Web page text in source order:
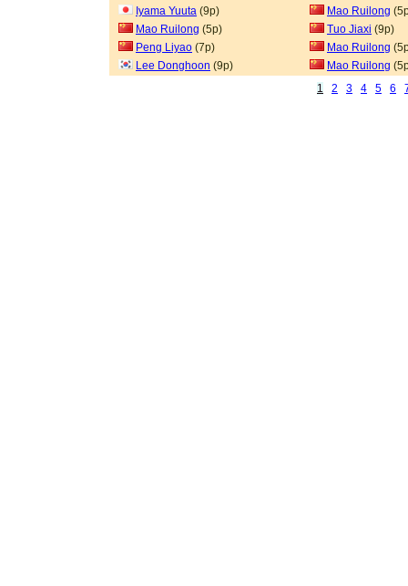
Iyama Yuuta (9p) Mao Ruilong
Mao Ruilong (5p) Tuo Jiaxi (9p)
Peng Liyao (7p) Mao Ruilong
Lee Donghoon (9p) Mao Ruilong
1
2 3 4 5 6